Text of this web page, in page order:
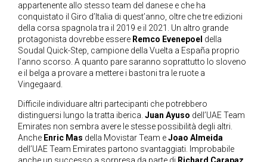
appartenente allo stesso team del danese e che ha
conquistato il Giro d’Italia di quest’anno, oltre che tre edizioni
della corsa spagnola tra il 2019 e il 2021. Un altro grande
protagonista dovrebbe essere Remco Evenepoel della
Soudal Quick-Step, campione della Vuelta a España proprio
l’anno scorso. A quanto pare saranno soprattutto lo sloveno
e il belga a provare a mettere i bastoni tra le ruote a
Vingegaard.
Difficile individuare altri partecipanti che potrebbero
distinguersi lungo la tratta iberica. Juan Ayuso dell’UAE Team
Emirates non sembra avere le stesse possibilità degli altri.
Anche Enric Mas della Movistar Team eJoao Almeida
dell’UAE Team Emirates partono svantaggiati. Improbabile